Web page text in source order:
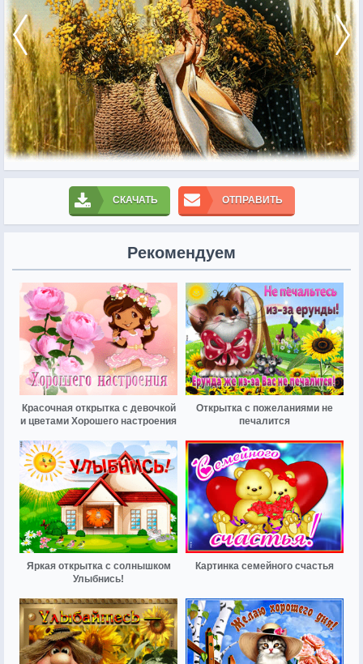
СКАЧАТЬ ОТПРАВИТЬ
Рекомендуем
Красочная открытка с девочкой
и цветами Хорошего настроения
Открытка с пожеланиями не
печалится
Яркая открытка с солнышком
Улыбнись!
Картинка семейного счастья